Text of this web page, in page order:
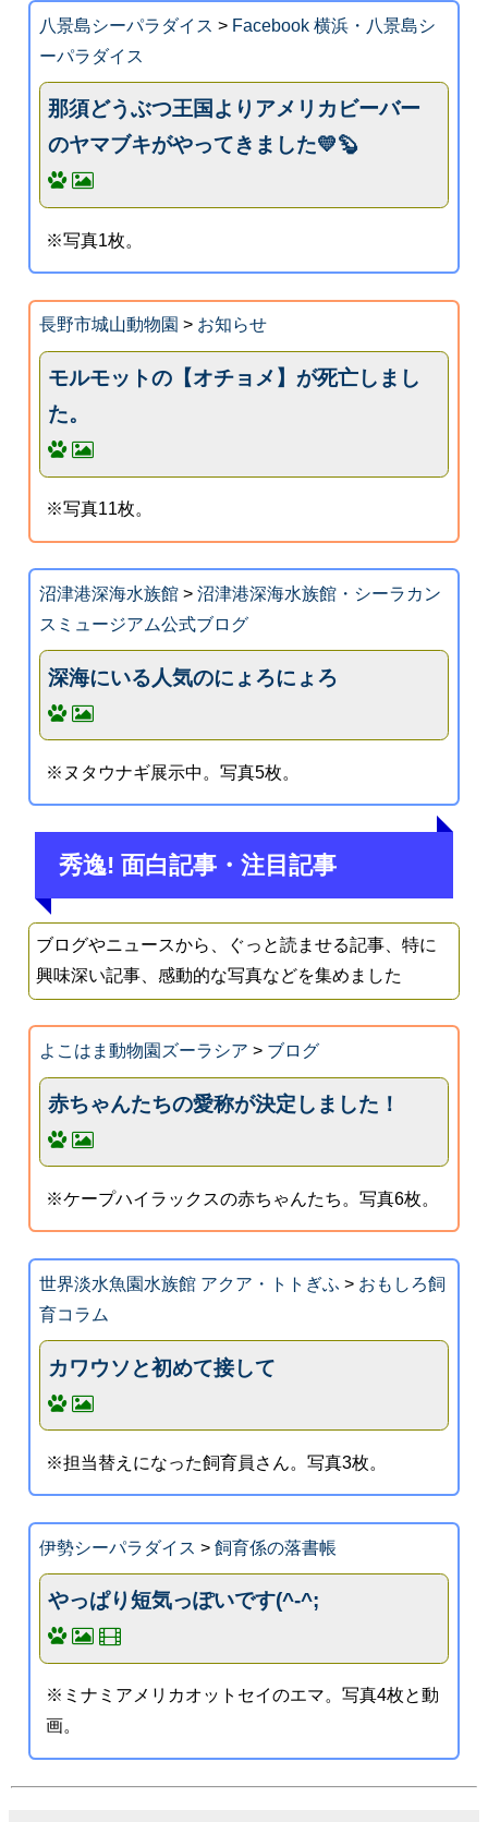
八景島シーパラダイス > Facebook 横浜・八景島シ
ーパラダイス
那須どうぶつ王国よりアメリカビーバー
のヤマブキがやってきました💛🦫
※写真1枚。
長野市城山動物園 > お知らせ
モルモットの【オチョメ】が死亡しまし
た。
※写真11枚。
沼津港深海水族館> 沼津港深海水族館・シーラカン
スミュージアム公式ブログ
深海にいる人気のにょろにょろ
※ヌタウナギ展示中。写真5枚。
秀逸! 面白記事・注目記事
ブログやニュースから、ぐっと読ませる記事、特に
興味深い記事、感動的な写真などを集めました
よこはま動物園ズーラシア > ブログ
赤ちゃんたちの愛称が決定しました！
※ケープハイラックスの赤ちゃんたち。写真6枚。
世界淡水魚園水族館 アクア・トトぎふ > おもしろ飼
育コラム
カワウソと初めて接して
※担当替えになった飼育員さん。写真3枚。
伊勢シーパラダイス > 飼育係の落書帳
やっぱり短気っぽいです(^-^;
※ミナミアメリカオットセイのエマ。写真4枚と動
画。